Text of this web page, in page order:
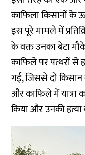
काफिला किसानों के
इस पूरे मामले में
के वक्त उनका बेटा
काफिले पर पत्थरों से
गई, जिससे दो किसान
और काफिले में यात्रा
किया और उनकी